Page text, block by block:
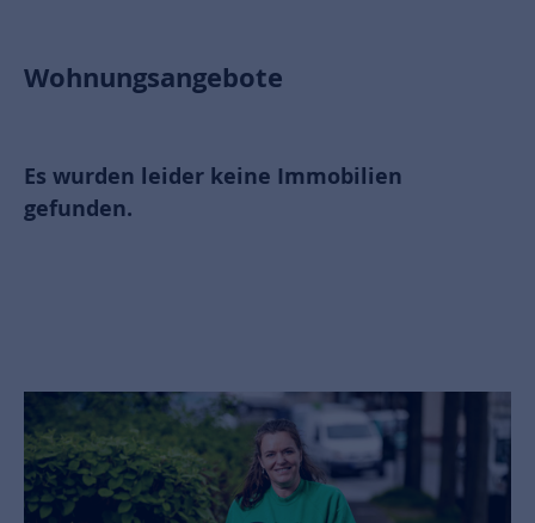
Wohnungsangebote
Es wurden leider keine Immobilien
gefunden.